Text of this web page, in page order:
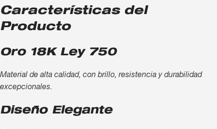
Características del
Producto
Oro 18K Ley 750
Material de alta calidad, con brillo, resistencia y durabilidad
excepcionales.
Diseño Elegante